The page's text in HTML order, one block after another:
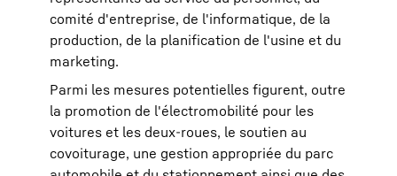
comité d'entreprise, de l'informatique, de la
production, de la planification de l'usine et du
marketing.
Parmi les mesures potentielles figurent, outre
la promotion de l'électromobilité pour les
voitures et les deux-roues, le soutien au
covoiturage, une gestion appropriée du parc